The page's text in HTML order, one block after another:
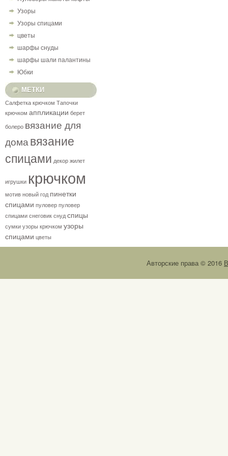
Узоры
Узоры спицами
цветы
шарфы снуды
шарфы шали палантины
Юбки
МЕТКИ
Салфетка крючком Тапочки
крючком аппликации берет
болеро вязание для
домавязание
спицами декор жилет
игрушки крючком
мотив новый год пинетки
спицами пуловер пуловер
спицами снеговик снуд спицы
сумки узоры крючком узоры
спицами цветы
Авторские права © 2016